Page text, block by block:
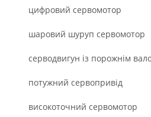
цифровий сервомотор
шаровий шуруп сервомотор
серводвигун із порожнім
потужний сервопривід
високоточний сервомотор